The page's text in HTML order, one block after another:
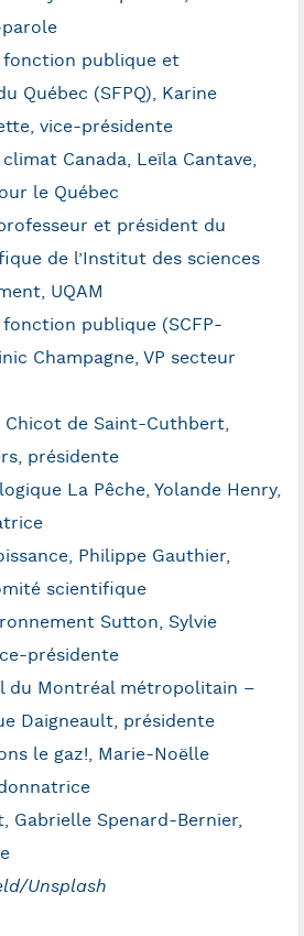
fonction publique et
Québec (SFPQ), Karine
vice-présidente
Canada, Leïla Cantave,
le Québec
et président du
de l’Institut des sciences
UQAM
publique (SCFP-
Champagne, VP secteur
Chicot de Saint-Cuthbert,
présidente
La Pêche, Yolande Henry,
Philippe Gauthier,
scientifique
Sutton, Sylvie
présidente
du Montréal métropolitain –
Daigneault, présidente
le gaz!, Marie-Noëlle
Gabrielle Spenard-Bernier,
Unsplash